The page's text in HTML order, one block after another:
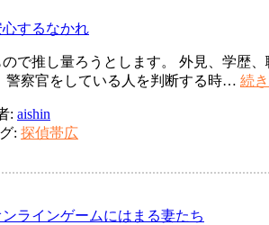
するなかれ
で推し量ろうとします。 外見、学歴
警察官をしている人を判断する時… 続
: aishin
: 探偵帯広
インゲームにはまる妻たち